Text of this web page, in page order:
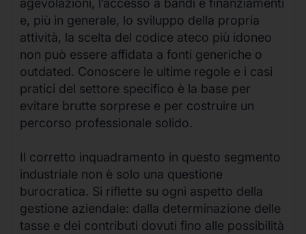
agevolazioni, l’accesso a bandi e finanziamenti
e, più in generale, lo sviluppo della propria
attività, la scelta del codice ateco più idoneo
non può essere affidata a fonti generiche o
outdated. Conoscere le ultime regole e i casi
pratici del settore specifico è la base per
evitare brutte sorprese e per costruire un
percorso professionale solido.
Il corretto inquadramento in questo segmento
industriale non è solo una questione
burocratica. Si riflette su ogni aspetto della
gestione aziendale: dalla determinazione delle
tasse e dei contributi dovuti fino alle possibilità